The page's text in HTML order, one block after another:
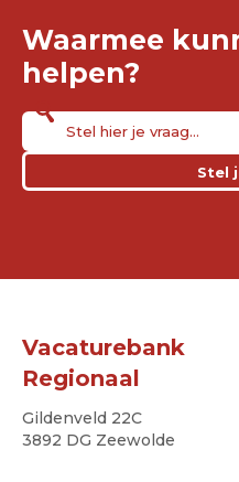
Waarmee
helpen?
Stel
Vacaturebank
Regionaal
Gildenveld 22C
3892 DG Zeewolde